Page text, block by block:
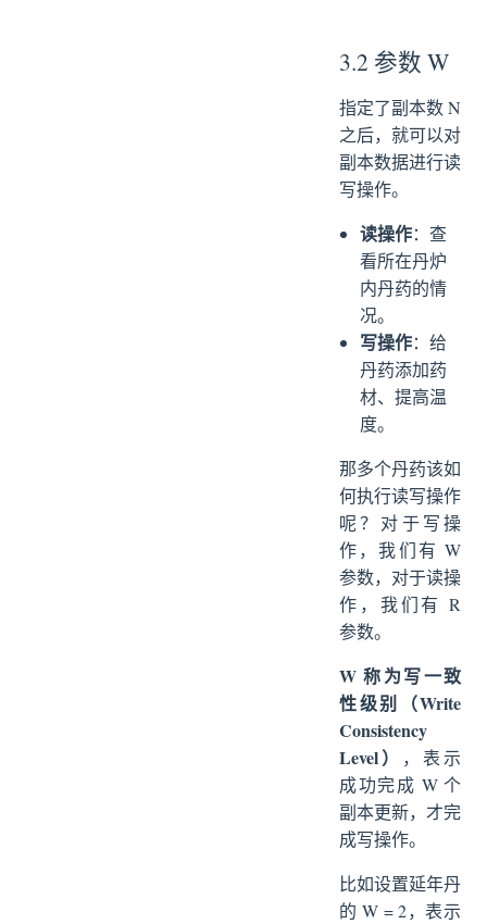
3.2 参数 W
指定了副本数 N
之后，就可以对
副本数据进行读
写操作。
读操作：查
看所在丹炉
内丹药的情
况。
写操作：给
丹药添加药
材、提高温
度。
那多个丹药该如
何执行读写操作
呢？对于写操
作，我们有 W
参数，对于读操
作，我们有 R
参数。
W 称为写一致
性级别（Write
Consistency
Level）
，表示
成功完成 W 个
副本更新，才完
成写操作。
比如设置延年丹
的 W = 2，表示